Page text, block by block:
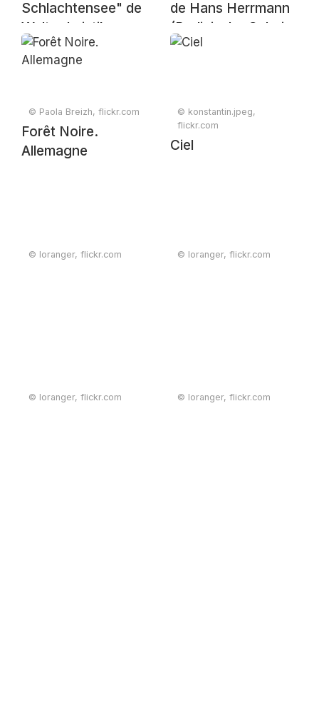
Schlachtensee" de
Walter Leistikow
(Berlinische Galerie,
Berlin)
de Hans Herrmann
(Berlinische Galerie,
Berlin)
© Paola Breizh, flickr.com
Forêt Noire.
Allemagne
© konstantin.jpeg,
flickr.com
Ciel
© loranger, flickr.com © loranger, flickr.com
© loranger, flickr.com © loranger, flickr.com